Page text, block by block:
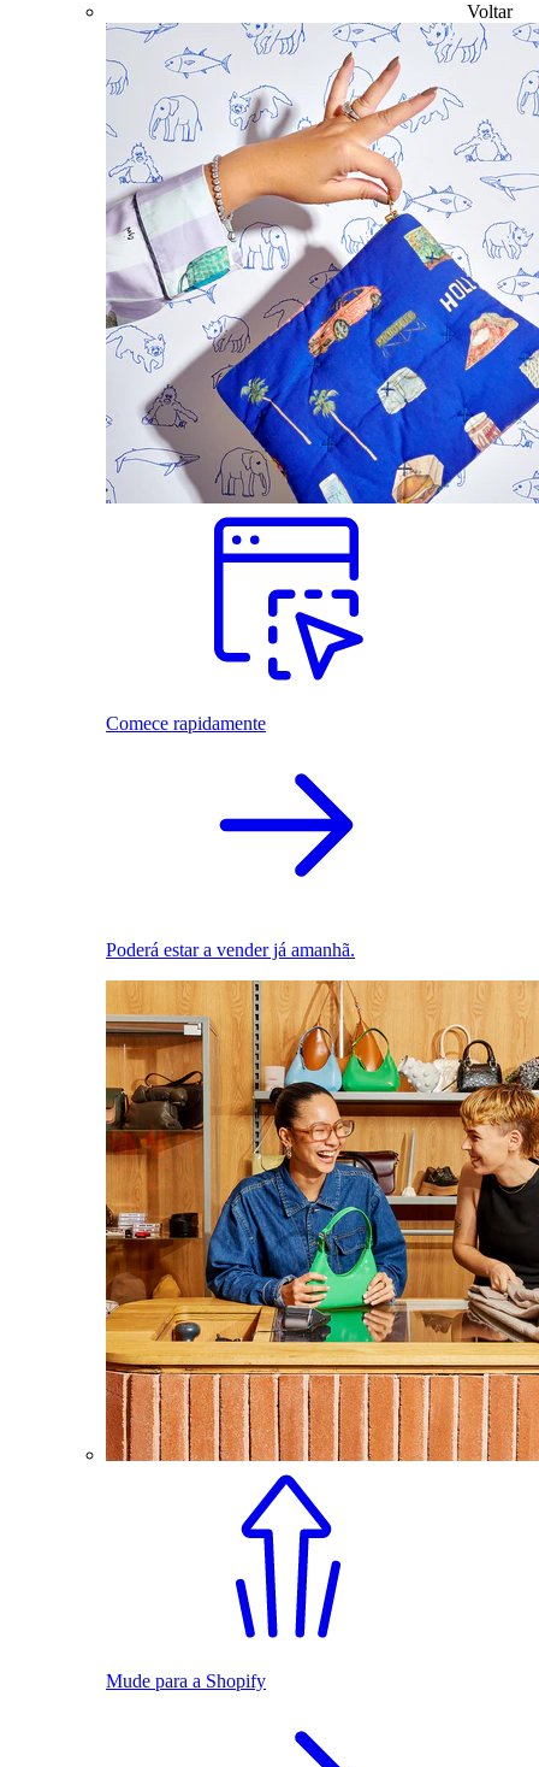
Voltar
Comece rapidamente
Poderá estar a vender já amanhã.
Mude para a Shopify